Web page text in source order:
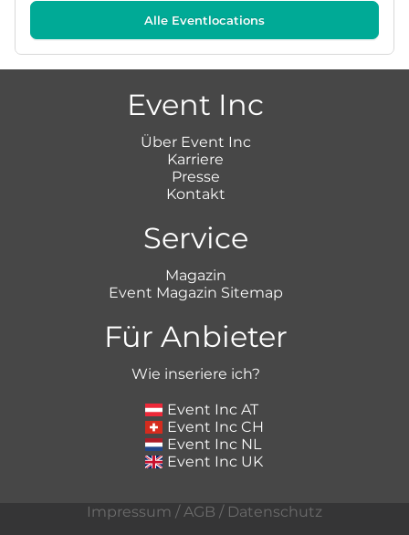
Alle Eventlocations
Event Inc
Über Event Inc
Karriere
Presse
Kontakt
Service
Magazin
Event Magazin Sitemap
Für Anbieter
Wie inseriere ich?
Event Inc AT
Event Inc CH
Event Inc NL
Event Inc UK
Impressum /AGB / Datenschutz